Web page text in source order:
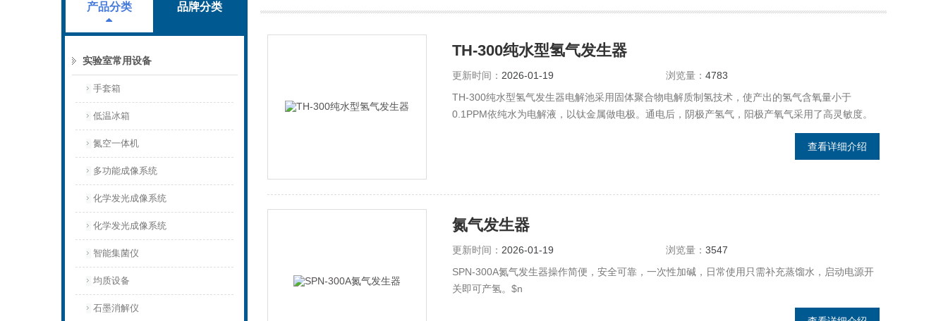
产品分类 品牌分类
实验室常用设备
手套箱
低温冰箱
氮空一体机
多功能成像系统
化学发光成像系统
化学发光成像系统
智能集菌仪
均质设备‌
石墨消解仪
TH-300纯水型氢气发生器
更新时间： 2026-01-19 浏览量： 4783
TH-300纯水型氢气发生器电解池采用固体聚合物电解质制氢技术，使产出的氢气含氧量小于
0.1PPM依纯水为电解液，以钛金属做电极。通电后，阴极产氢气，阳极产氧气采用了高灵敏度。
查看详细介绍
氮气发生器
更新时间： 2026-01-19 浏览量： 3547
SPN-300A氮气发生器操作简便，安全可靠，一次性加碱，日常使用只需补充蒸馏水，启动电源开
关即可产氢。$n